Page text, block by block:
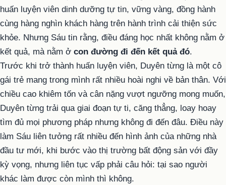
huấn luyện viên dinh dưỡng tự tin, vững vàng, đồng hành
cùng hàng nghìn khách hàng trên hành trình cải thiện sức
khỏe. Nhưng Sáu tin rằng, điều đáng học nhất không nằm ở
kết quả, mà nằm ở con đường đi đến kết quả đó.
Trước khi trở thành huấn luyện viên, Duyên từng là một cô
gái trẻ mang trong mình rất nhiều hoài nghi về bản thân. Với
chiều cao khiêm tốn và cân nặng vượt ngưỡng mong muốn,
Duyên từng trải qua giai đoạn tự ti, căng thẳng, loay hoay
tìm đủ mọi phương pháp nhưng không đi đến đâu. Điều này
làm Sáu liên tưởng rất nhiều đến hình ảnh của những nhà
đầu tư mới, khi bước vào thị trường bất động sản với đầy
kỳ vọng, nhưng liên tục vấp phải câu hỏi: tại sao người
khác làm được còn mình thì không.